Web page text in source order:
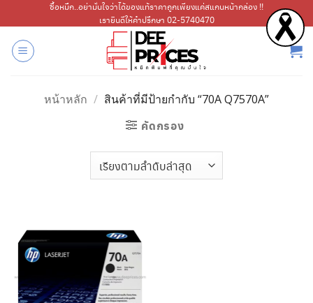
ไป
เนื้อหา
ซื้อหมึก..อย่ามั่นใจว่าได้ของแท้ราคาถูกเพียงแค่สแกนหน้ากล่อง !!
เรายินดีให้คำปรึกษา 02-5740470
หน้าหลัก / สินค้าที่มีป้ายกำกับ “70A Q7570A”
คัดกรอง